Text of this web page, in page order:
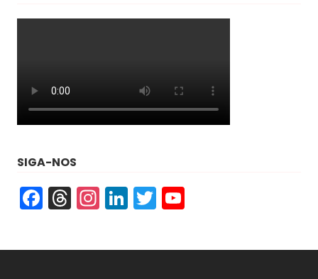
SIGA-NOS
Facebook
Threads
Instagram
LinkedIn
Twitter